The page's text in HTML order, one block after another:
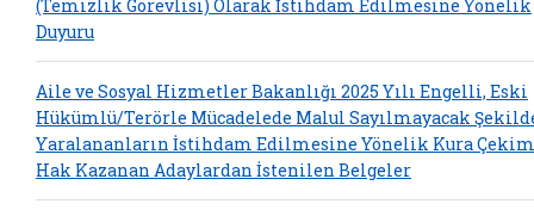
(Temizlik Görevlisi) Olarak İstihdam Edilmesine Yönelik
Duyuru
Aile ve Sosyal Hizmetler Bakanlığı 2025 Yılı Engelli, Eski
Hükümlü/Terörle Mücadelede Malul Sayılmayacak
Yaralananların İstihdam Edilmesine Yönelik Kura
Hak Kazanan Adaylardan İstenilen Belgeler